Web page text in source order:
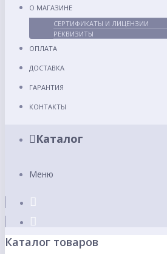
О МАГАЗИНЕ
СЕРТИФИКАТЫ И ЛИЦЕНЗИИ
РЕКВИЗИТЫ
ОПЛАТА
ДОСТАВКА
ГАРАНТИЯ
КОНТАКТЫ
Каталог
Меню
Каталог товаров